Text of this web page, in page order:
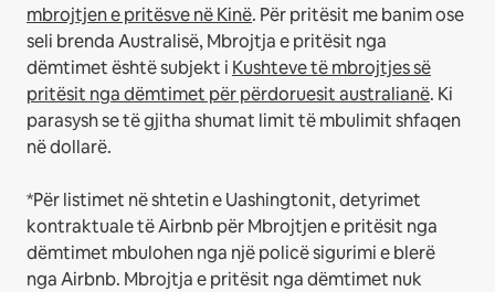
mbrojtjen e pritësve në Kinë. Për pritësit me banim ose
seli brenda Australisë, Mbrojtja e pritësit nga
dëmtimet është subjekt i Kushteve të mbrojtjes së
pritësit nga dëmtimet për përdoruesit australianë. Ki
parasysh se të gjitha shumat limit të mbulimit shfaqen
në dollarë.
*Për listimet në shtetin e Uashingtonit, detyrimet
kontraktuale të Airbnb për Mbrojtjen e pritësit nga
dëmtimet mbulohen nga një policë sigurimi e blerë
nga Airbnb. Mbrojtja e pritësit nga dëmtimet nuk